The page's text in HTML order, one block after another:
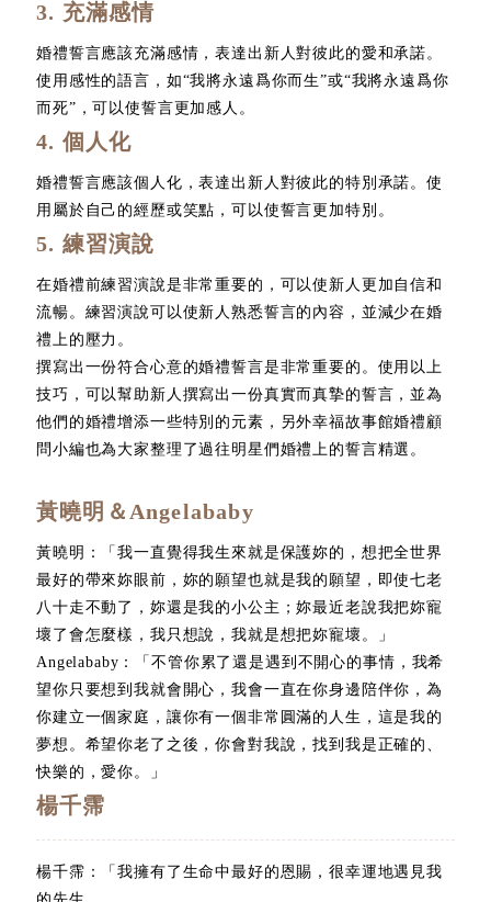
3. 充滿感情
婚禮誓言應該充滿感情，表達出新人對彼此的愛和承諾。
使用感性的語言，如“我將永遠爲你而生”或“我將永遠爲你
而死”，可以使誓言更加感人。
4. 個人化
婚禮誓言應該個人化，表達出新人對彼此的特別承諾。使
用屬於自己的經歷或笑點，可以使誓言更加特別。
5. 練習演說
在婚禮前練習演說是非常重要的，可以使新人更加自信和
流暢。練習演說可以使新人熟悉誓言的內容，並減少在婚
禮上的壓力。
撰寫出一份符合心意的婚禮誓言是非常重要的。使用以上
技巧，可以幫助新人撰寫出一份真實而真摯的誓言，並為
他們的婚禮增添一些特別的元素，另外幸福故事館婚禮顧
問小編也為大家整理了過往明星們婚禮上的誓言精選。
黃曉明＆Angelababy
黃曉明：「我一直覺得我生來就是保護妳的，想把全世界
最好的帶來妳眼前，妳的願望也就是我的願望，即使七老
八十走不動了，妳還是我的小公主；妳最近老說我把妳寵
壞了會怎麼樣，我只想說，我就是想把妳寵壞。」
Angelababy：「不管你累了還是遇到不開心的事情，我希
望你只要想到我就會開心，我會一直在你身邊陪伴你，為
你建立一個家庭，讓你有一個非常圓滿的人生，這是我的
夢想。希望你老了之後，你會對我說，找到我是正確的、
快樂的，愛你。」
楊千霈
楊千霈：「我擁有了生命中最好的恩賜，很幸運地遇見我